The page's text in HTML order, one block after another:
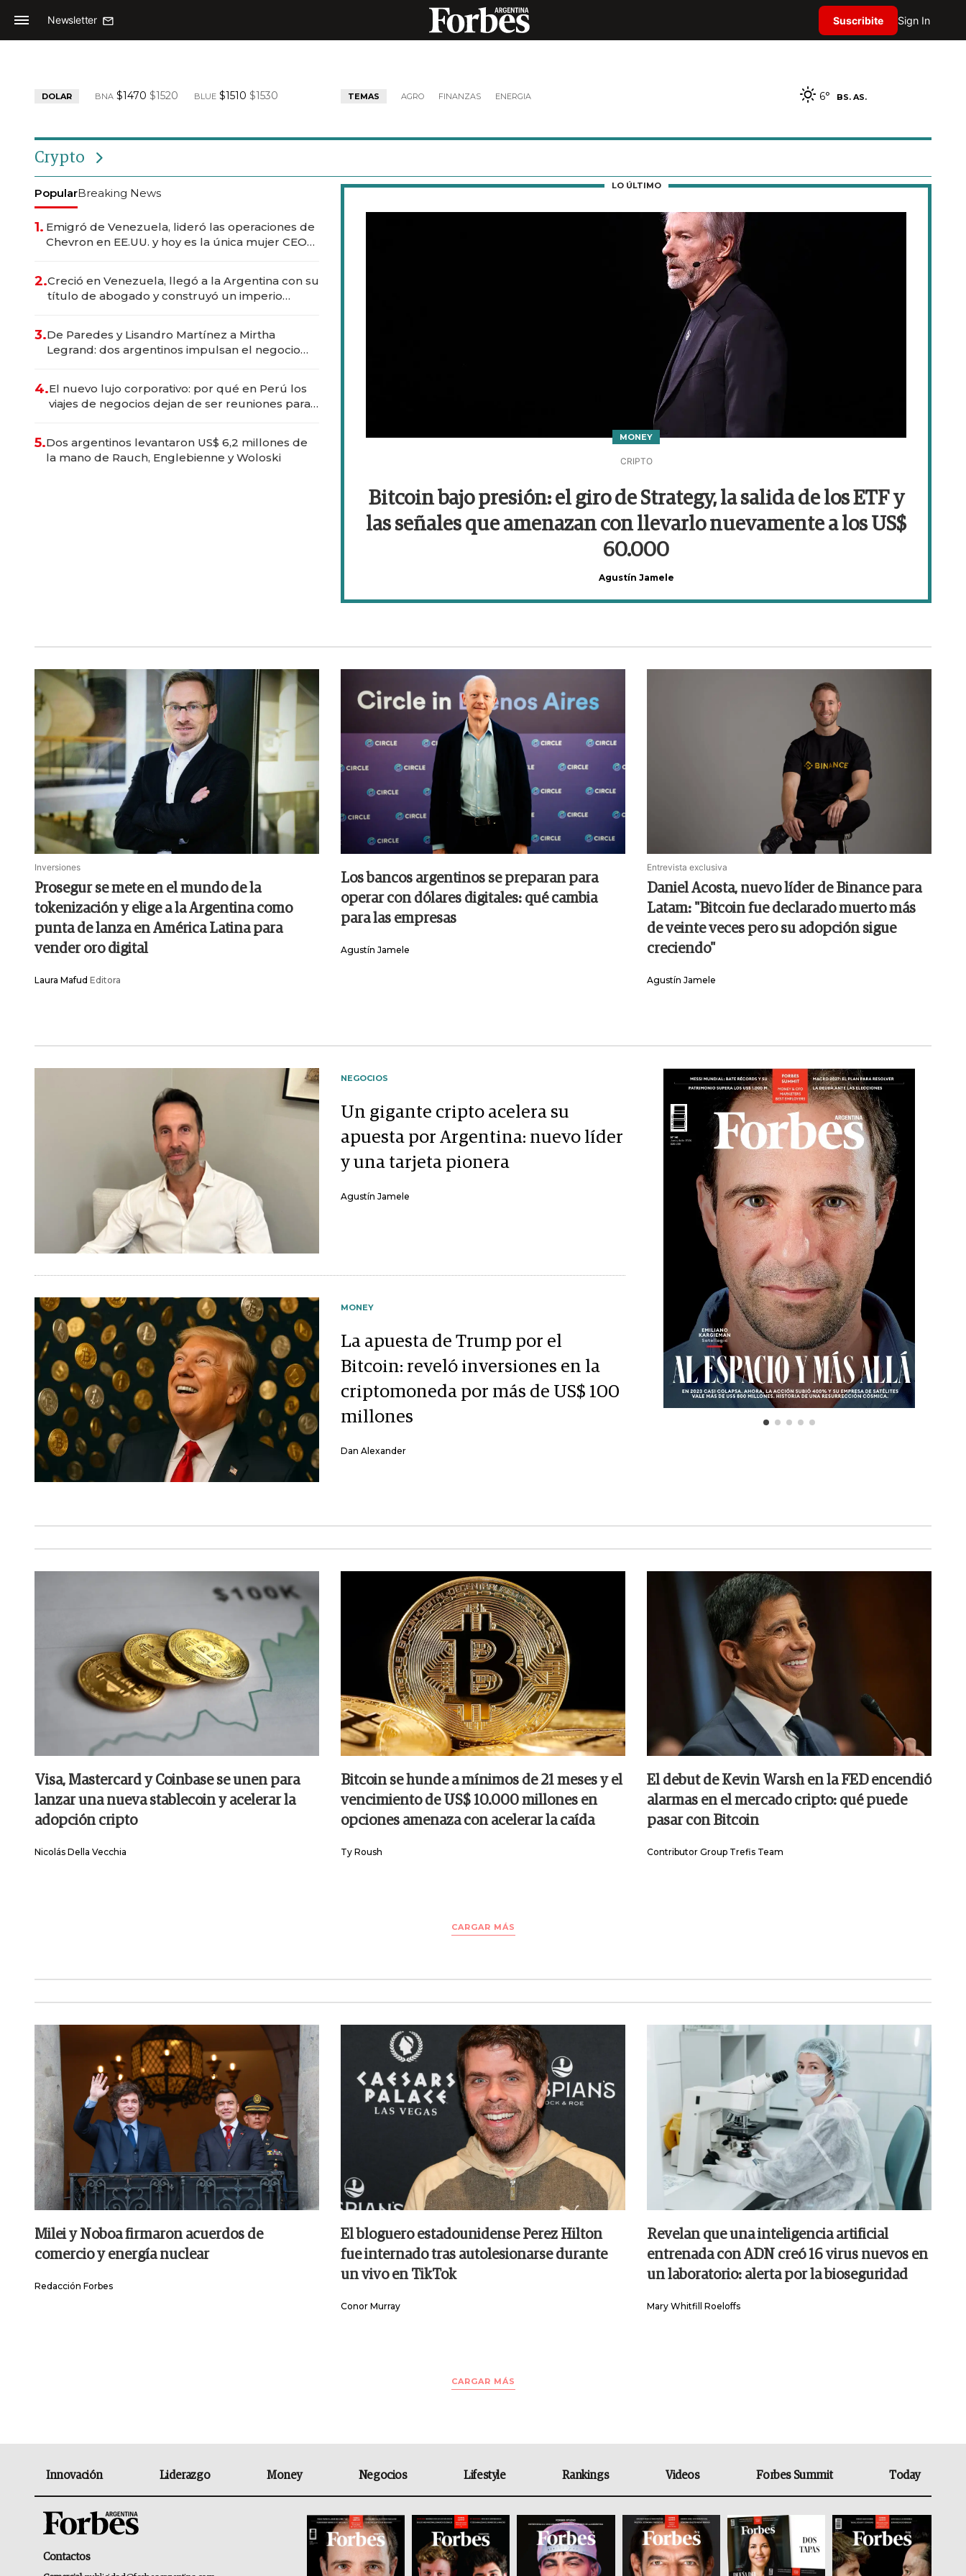
Newsletter Suscribite Sign In
DOLAR BNA $1470 $1520 BLUE $1510 $1530 TEMAS AGRO FINANZAS ENERGIA 6° BS. AS.
Crypto
PopularBreaking News
1. Emigró de Venezuela, lideró las operaciones de
Chevron en EE.UU. y hoy es la única mujer CEO
2.Creció en Venezuela, llegó a la Argentina con su
título de abogado y construyó un imperio
3.De Paredes y Lisandro Martínez a Mirtha
Legrand: dos argentinos impulsan el negocio
4.El nuevo lujo corporativo: por qué en Perú los
viajes de negocios dejan de ser reuniones para
5.Dos argentinos levantaron US$ 6,2 millones de
la mano de Rauch, Englebienne y Woloski
LO ÚLTIMO
MONEY
CRIPTO
Bitcoin bajo presión: el giro de Strategy, la salida de los ETF y
las señales que amenazan con llevarlo nuevamente a los US$
60.000
Agustín Jamele
Inversiones
Prosegur se mete en el mundo de la
tokenización y elige a la Argentina como
punta de lanza en América Latina para
vender oro digital
Laura Mafud Editora
Los bancos argentinos se preparan para
operar con dólares digitales: qué cambia
para las empresas
Agustín Jamele
Entrevista exclusiva
Daniel Acosta, nuevo líder de Binance para
Latam: "Bitcoin fue declarado muerto más
de veinte veces pero su adopción sigue
creciendo"
Agustín Jamele
NEGOCIOS
Un gigante cripto acelera su
apuesta por Argentina: nuevo líder
y una tarjeta pionera
Agustín Jamele
MONEY
La apuesta de Trump por el
Bitcoin: reveló inversiones en la
criptomoneda por más de US$ 100
millones
Dan Alexander
Visa, Mastercard y Coinbase se unen para
lanzar una nueva stablecoin y acelerar la
adopción cripto
Nicolás Della Vecchia
Bitcoin se hunde a mínimos de 21 meses y el
vencimiento de US$ 10.000 millones en
opciones amenaza con acelerar la caída
Ty Roush
El debut de Kevin Warsh en la FED encendió
alarmas en el mercado cripto: qué puede
pasar con Bitcoin
Contributor Group Trefis Team
CARGAR MÁS
Milei y Noboa firmaron acuerdos de
comercio y energía nuclear
Redacción Forbes
El bloguero estadounidense Perez Hilton
fue internado tras autolesionarse durante
un vivo en TikTok
Conor Murray
Revelan que una inteligencia artificial
entrenada con ADN creó 16 virus nuevos en
un laboratorio: alerta por la bioseguridad
Mary Whitfill Roeloffs
CARGAR MÁS
Innovación Liderazgo Money Negocios Lifestyle Rankings Videos Forbes Summit Today
Contactos